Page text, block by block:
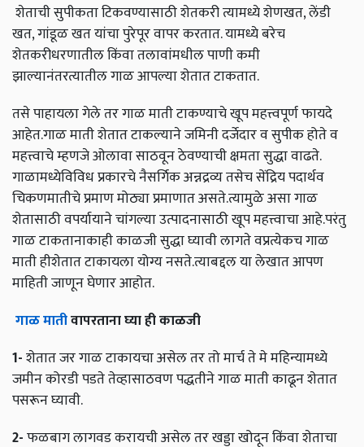
शेताची सुपीकता टिकवण्यासाठी शेतकरी त्यामध्ये शेणखत, लेंडी
खत, गांडूळ खत यांचा पुरेपूर वापर करतात. यामध्ये बरेच
शेतकरीधरणातील किंवा तलावांमधील पाणी कमी
झाल्यानंतरत्यातील गाळ आपल्या शेतात टाकतात.
तसे पाहायला गेले तर गाळ माती टाकण्याचे खूप महत्त्वपूर्ण फायदे
आहेत.गाळ माती शेतात टाकल्याने जमिनी दर्जेदार व सुपीक होते व
महत्त्वाचे म्हणजे ओलावा साठवून ठेवण्याची क्षमता सुद्धा वाढते.
गाळामध्येविविध प्रकारचे नैसर्गिक अन्नद्रव्य तसेच सेंद्रिय पदार्थव
चिकणमातीचे प्रमाण मोठ्या प्रमाणात असते.त्यामुळे असा गाळ
शेतासाठी वपर्यायाने चांगल्या उत्पादनासाठी खूप महत्त्वाचा आहे.परंतु
गाळ टाकतानाकाही काळजी सुद्धा घ्यावी लागते वप्रत्येकच गाळ
माती हीशेतात टाकायला योग्य नसते.त्याबद्दल या लेखात आपण
माहिती जाणून घेणार आहोत.
गाळमातीवापरतानाघ्याहीकाळजी
1-शेतात जर गाळ टाकायचा असेल तर तो मार्च ते मे महिन्यामध्ये
जमीन कोरडी पडते तेव्हासाठवण पद्धतीने गाळ माती काढून शेतात
पसरून घ्यावी.
2-फळबाग लागवड करायची असेल तर खड्डा खोदून किंवा शेताचा